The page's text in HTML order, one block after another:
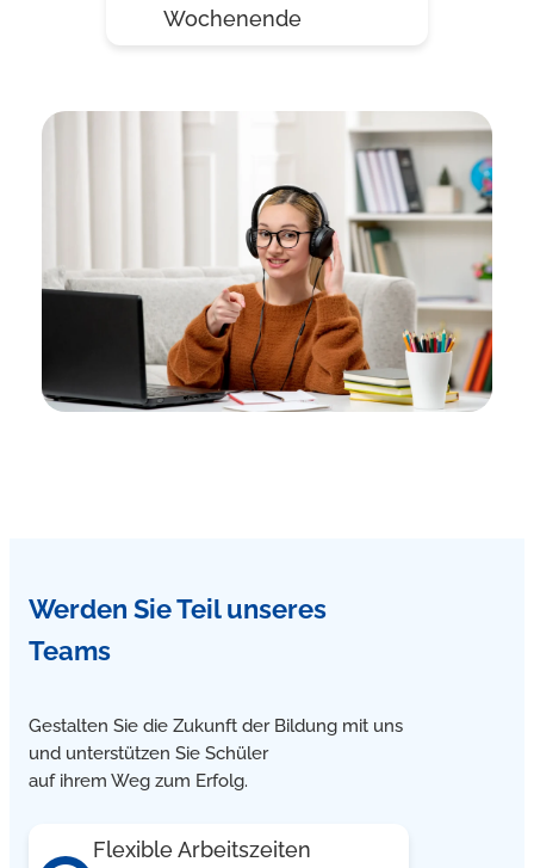
Wochenende
Werden Sie Teil unseres
Teams
Gestalten Sie die Zukunft der Bildung mit uns
und unterstützen Sie Schüler
auf ihrem Weg zum Erfolg.
Flexible Arbeitszeiten